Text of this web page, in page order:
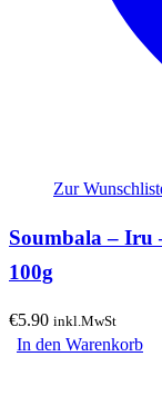
Zur
Soumbala – Iru
100g
€5.90 inkl.MwSt
In den Warenkorb